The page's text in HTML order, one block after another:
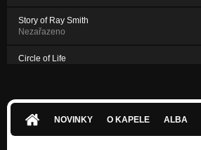
Story of Ray Smith
Nezařazeno
Circle of Life
NOVINKY O KAPELE ALBA